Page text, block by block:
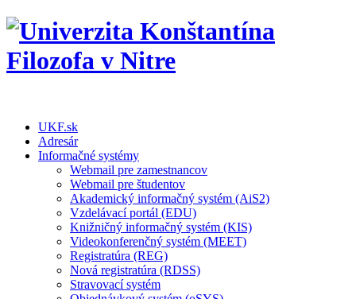
UKF.sk
Adresár
Informačné systémy
Webmail pre zamestnancov
Webmail pre študentov
Akademický informačný systém (AiS2)
Vzdelávací portál (EDU)
Knižničný informačný systém (KIS)
Videokonferenčný systém (MEET)
Registratúra (REG)
Nová registratúra (RDSS)
Stravovací systém